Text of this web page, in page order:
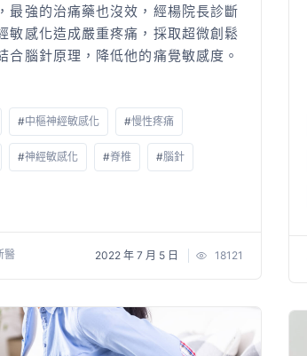
最強的治痛藥也沒效，經楊院長診斷
敏感化造成嚴重疼痛，採取超微創鬆
合腦針原理，降低他的痛覺敏感度。
#中樞神經敏感化 #慢性疼痛
#神經敏感化 #脊椎 #腦針
醫 2022 年 7 月 5 日 18121